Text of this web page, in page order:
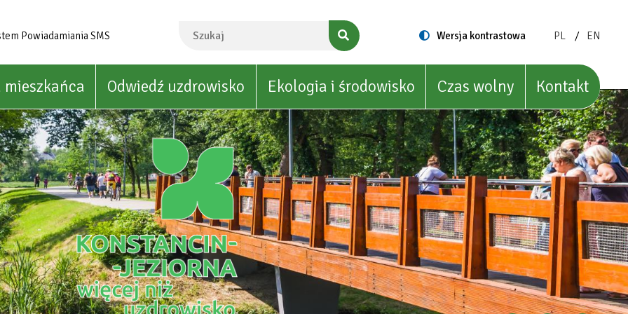
Powiadamiania SMS
Switch
Wersja kontrastowa
ZMIEŃ
POLISH
PL
ZMIEŃ
ENGLISH
EN
mieszkańca Odwiedź uzdrowisko Ekologia i środowisko Czas wolny Kontakt